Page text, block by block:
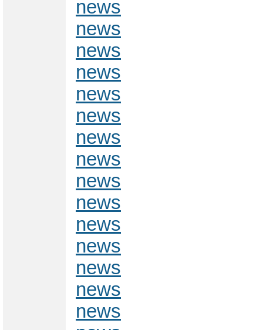
news
news
news
news
news
news
news
news
news
news
news
news
news
news
news